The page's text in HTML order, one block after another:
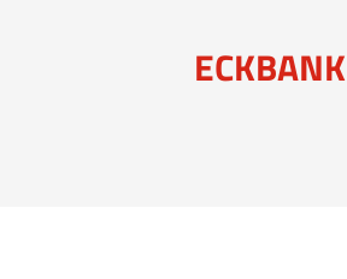
ECKBANK